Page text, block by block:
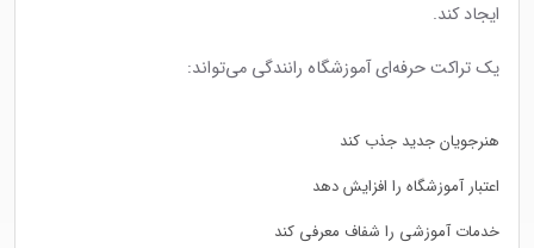
ایجاد کند.
یک تراکت حرفه‌ای آموزشگاه رانندگی می‌تواند:
هنرجویان جدید جذب کند
اعتبار آموزشگاه را افزایش دهد
خدمات آموزشی را شفاف معرفی کند